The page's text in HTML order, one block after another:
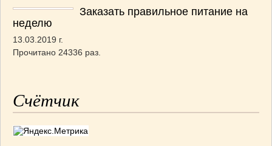
Заказать правильное питание на
неделю
13.03.2019 г.
Прочитано 24336 раз.
Счётчик